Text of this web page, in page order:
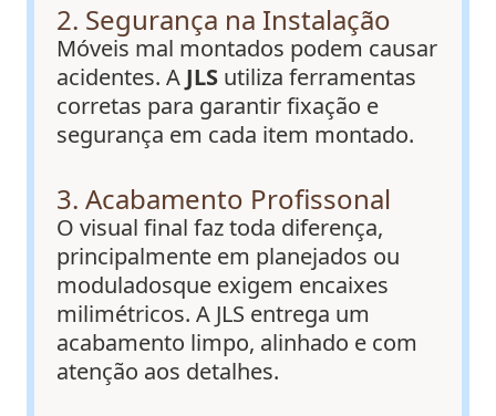
2. Segurança na Instalação
Móveis mal montados podem causar
acidentes. A JLS utiliza ferramentas
corretas para garantir fixação e
segurança em cada item montado.
3. Acabamento Profissonal
O visual final faz toda diferença,
principalmente em planejados ou
moduladosque exigem encaixes
milimétricos. A JLS entrega um
acabamento limpo, alinhado e com
atenção aos detalhes.